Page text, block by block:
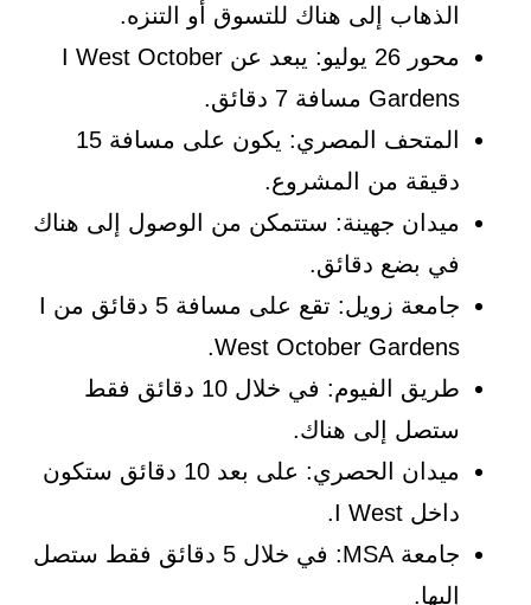
الذهاب إلى هناك للتسوق أو التنزه.
محور 26 يوليو: يبعد عن I West October
Gardens مسافة 7 دقائق.
المتحف المصري: يكون على مسافة 15
دقيقة من المشروع.
ميدان جهينة: ستتمكن من الوصول إلى هناك
في بضع دقائق.
جامعة زويل: تقع على مسافة 5 دقائق من I
West October Gardens.
طريق الفيوم: في خلال 10 دقائق فقط
ستصل إلى هناك.
ميدان الحصري: على بعد 10 دقائق ستكون
داخل I West.
جامعة MSA: في خلال 5 دقائق فقط ستصل
إليها.